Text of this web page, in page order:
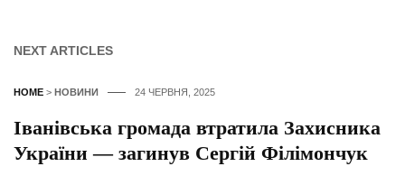
NEXT ARTICLES
HOME > НОВИНИ 24 ЧЕРВНЯ, 2025
Іванівська громада втратила Захисника
України — загинув Сергій Філімончук